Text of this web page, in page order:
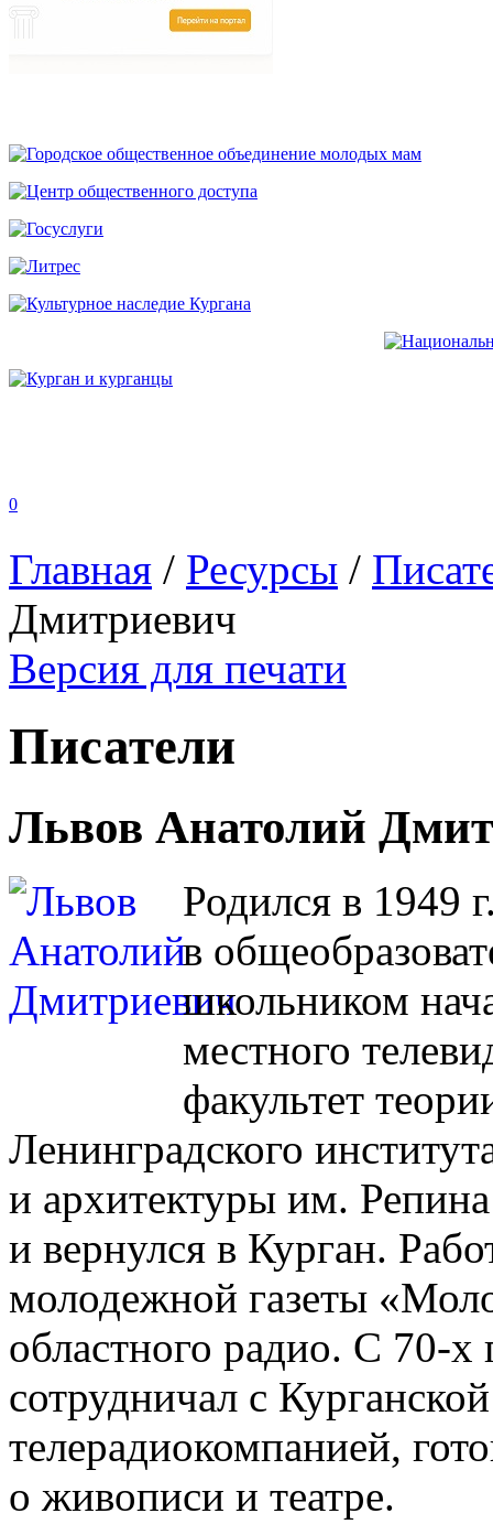
0
Главная / Ресурсы /
Дмитриевич
Версия для печати
Писатели
Львов Анатолий
Родился в 1949
в
школьником
местного
факультет
Ленинградского
и архитектуры им.
и вернулся в Курган.
молодежной газеты
областного радио. С 70-х
сотрудничал с
телерадиокомпанией,
о живописи и театре.